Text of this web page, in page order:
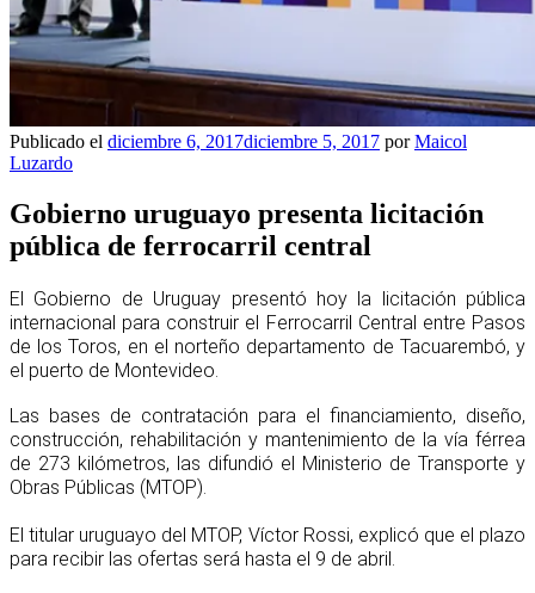
Publicado el diciembre 6, 2017diciembre 5, 2017 porMaicol
Luzardo
Gobierno uruguayo presenta licitación
pública de ferrocarril central
El Gobierno de Uruguay presentó hoy la licitación pública
internacional para construir el Ferrocarril Central entre Pasos
de los Toros, en el norteño departamento de Tacuarembó, y
el puerto de Montevideo.
Las bases de contratación para el financiamiento, diseño,
construcción, rehabilitación y mantenimiento de la vía férrea
de 273 kilómetros, las difundió el Ministerio de Transporte y
Obras Públicas (MTOP).
El titular uruguayo del MTOP, Víctor Rossi, explicó que el plazo
para recibir las ofertas será hasta el 9 de abril.